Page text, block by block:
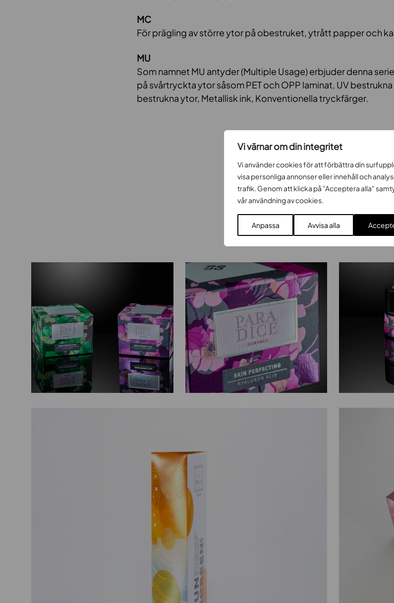
Vi värnar om din integritet
Vi använder cookies för att förbättra din
visa personliga annonser eller innehåll och
trafik. Genom att klicka på "Acceptera alla"
vår användning av cookies.
Anpassa Avvisa alla
MC
För prägling av större ytor på obestruket, ytrått papper och
MU
Som namnet MU antyder (Multiple Usage) erbjuder denna
på svårtryckta ytor såsom PET och OPP laminat, UV
bestrukna ytor, Metallisk ink, Konventionella tryckfärger.
Galleri